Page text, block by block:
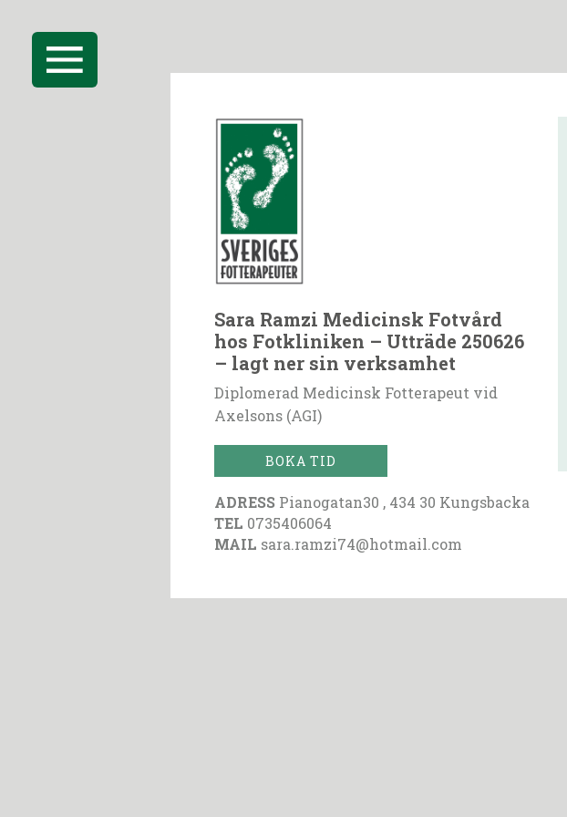
Sara Ramzi Medicinsk Fotvård
hos Fotkliniken – Utträde 250626
– lagt ner sin verksamhet
Diplomerad Medicinsk Fotterapeut vid
Axelsons (AGI)
BOKA TID
ADRESS Pianogatan30 , 434 30 Kungsbacka
TEL 0735406064
MAIL sara.ramzi74@hotmail.com